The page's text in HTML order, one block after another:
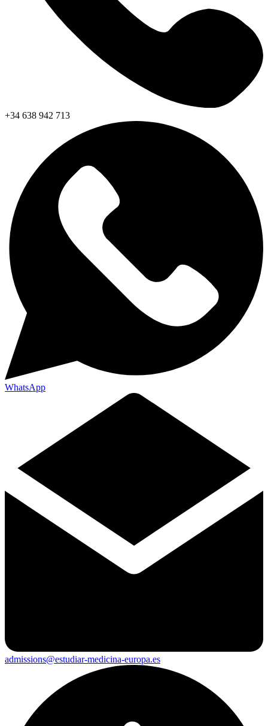
+34 638 942 713
WhatsApp
admissions@estudiar-medicina-europa.es